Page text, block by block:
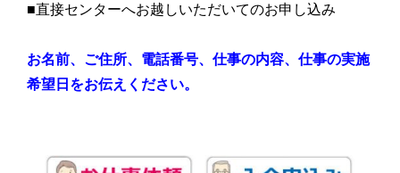
■直接センターへお越しいただいてのお申し込み
お名前、ご住所、電話番号、仕事の内容、仕事の実施
希望日をお伝えください。